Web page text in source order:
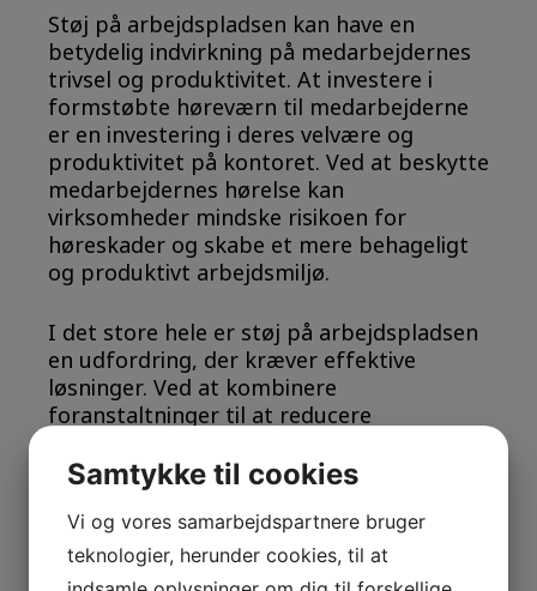
Støj på arbejdspladsen kan have en
betydelig indvirkning på medarbejdernes
trivsel og produktivitet. At investere i
formstøbte høreværn til medarbejderne
er en investering i deres velvære og
produktivitet på kontoret. Ved at beskytte
medarbejdernes hørelse kan
virksomheder mindske risikoen for
høreskader og skabe et mere behageligt
og produktivt arbejdsmiljø.
I det store hele er støj på arbejdspladsen
en udfordring, der kræver effektive
løsninger. Ved at kombinere
foranstaltninger til at reducere
høreværn kan virksomheder skabe et
sundere, mere behageligt og mere
produktivt arbejdsmiljø for deres
medarbejdere.
Samtykke til cookies
Vi og vores samarbejdspartnere bruger
teknologier, herunder cookies, til at